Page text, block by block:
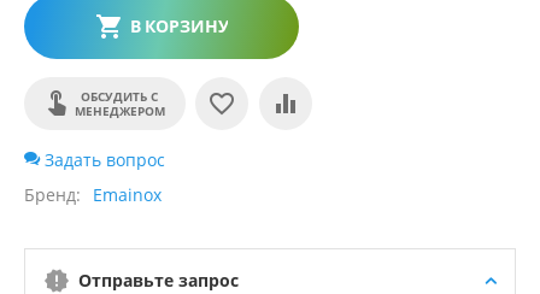
В КОРЗИНУ
ОБСУДИТЬ С
МЕНЕДЖЕРОМ
Задать вопрос
Бренд
Emainox
Отправьте запрос